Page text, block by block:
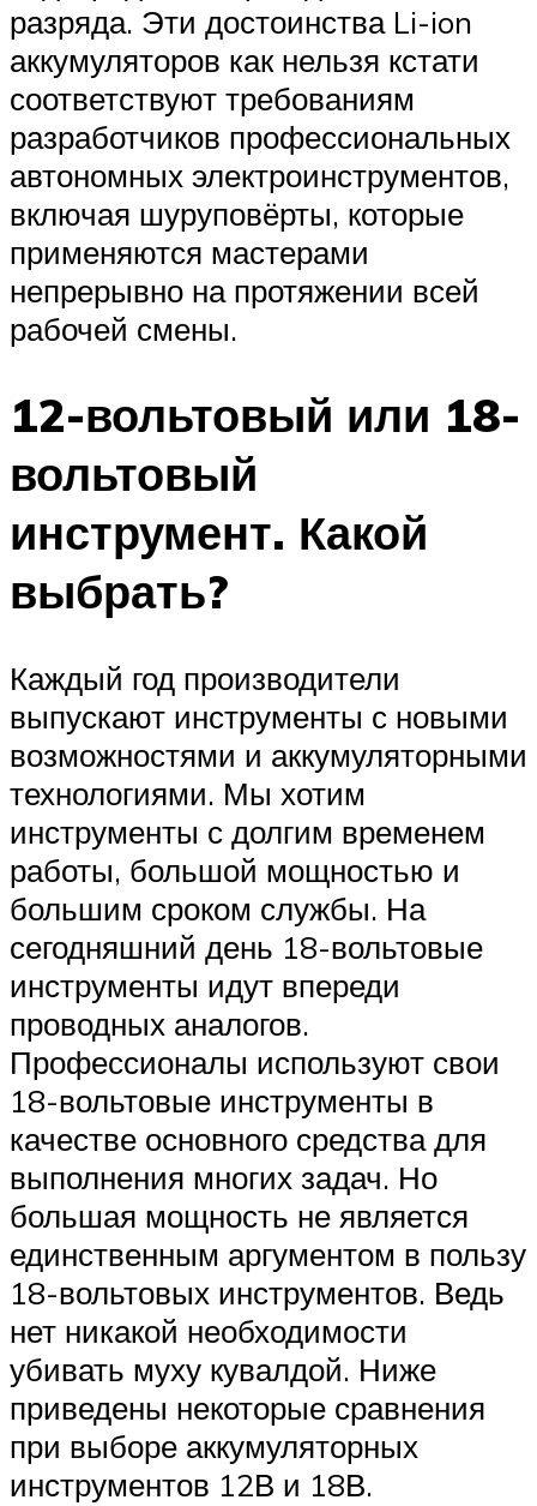
разряда. Эти достоинства Li-ion
аккумуляторов как нельзя кстати
соответствуют требованиям
разработчиков профессиональных
автономных электроинструментов,
включая шуруповёрты, которые
применяются мастерами
непрерывно на протяжении всей
рабочей смены.
12-вольтовый или 18-
вольтовый
инструмент. Какой
выбрать?
Каждый год производители
выпускают инструменты с новыми
возможностями и аккумуляторными
технологиями. Мы хотим
инструменты с долгим временем
работы, большой мощностью и
большим сроком службы. На
сегодняшний день 18-вольтовые
инструменты идут впереди
проводных аналогов.
Профессионалы используют свои
18-вольтовые инструменты в
качестве основного средства для
выполнения многих задач. Но
большая мощность не является
единственным аргументом в пользу
18-вольтовых инструментов. Ведь
нет никакой необходимости
убивать муху кувалдой. Ниже
приведены некоторые сравнения
при выборе аккумуляторных
инструментов 12В и 18В.